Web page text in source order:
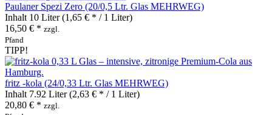
Paulaner Spezi Zero (20/0,5 Ltr. Glas MEHRWEG)
Inhalt 10 Liter(1,65 € * / 1 Liter)
16,50 € * zzgl.
Pfand
TIPP!
fritz -kola (24/0,33 Ltr. Glas MEHRWEG)
Inhalt 7.92 Liter(2,63 € * / 1 Liter)
20,80 € * zzgl.